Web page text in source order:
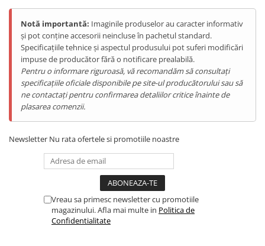
Telefoane Mobile Blackview
Tablete Blackview
Casti Audio Blackview
Produse Fossibot
Telefoane Mobile Fossibot
Tablete Fossibot
Tablete Oukitel
Gift Card EV
STATII DE INCARCARE EV
Stații de Încărcare Rezidențiale /
Nivel Superior
Tehnologia Hyper Engine 3.0 optimizeaza performantele de
gaming, oferind frame rate-uri ridicate, raspuns rapid la comenzi
si o experienta de joc superioara. Ideal pentru gamerii pretentiosi
care nu accepta compromisuri.
Notă importantă: Imaginile produselor au caracter informativ
și pot conține accesorii neincluse în pachetul standard.
Specificațiile tehnice și aspectul produsului pot suferi modificări
impuse de producător fără o notificare prealabilă.
Pentru o informare riguroasă, vă recomandăm să consultați
specificațiile oficiale disponibile pe site-ul producătorului sau să
ne contactați pentru confirmarea detaliilor critice înainte de
plasarea comenzii.
Newsletter Nu rata ofertele si promotiile noastre
Vreau sa primesc newsletter cu promotiile
magazinului. Afla mai multe in Politica de
Confidentialitate